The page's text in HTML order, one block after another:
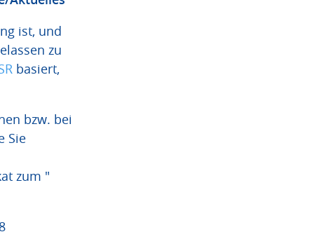
ist, und
zu
basiert,
bzw. bei
Sie
zum "